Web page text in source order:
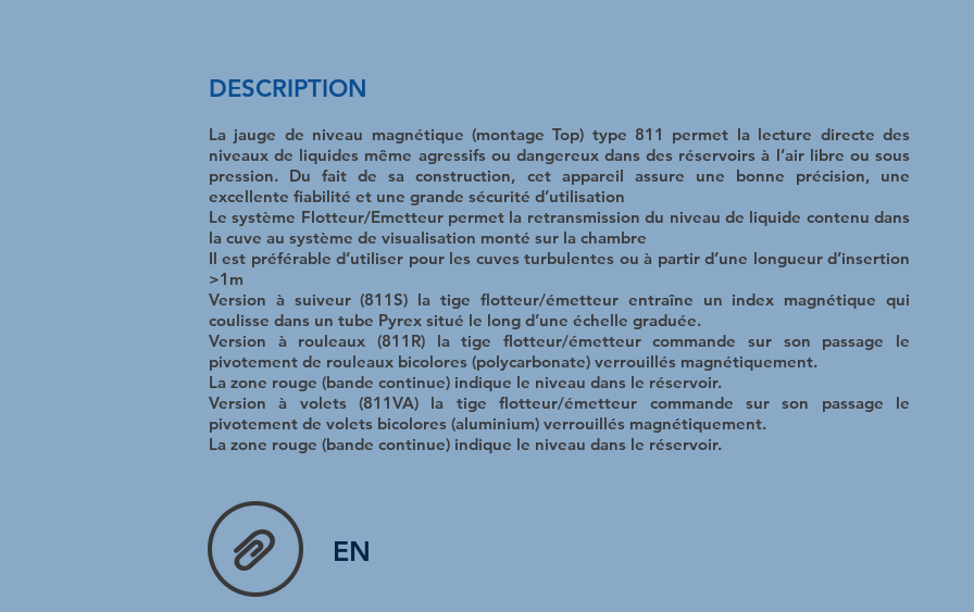
DESCRIPTION
La jauge de niveau magnétique (montage Top) type 811 permet la lecture directe des
niveaux de liquides même agressifs ou dangereux dans des réservoirs à l’air libre ou sous
pression. Du fait de sa construction, cet appareil assure une bonne précision, une
excellente fiabilité et une grande sécurité d’utilisation
Le système Flotteur/Emetteur permet la retransmission du niveau de liquide contenu dans
la cuve au système de visualisation monté sur la chambre
Il est préférable d’utiliser pour les cuves turbulentes ou à partir d’une longueur d’insertion
>1m
Version à suiveur (811S) la tige flotteur/émetteur entraîne un index magnétique qui
coulisse dans un tube Pyrex situé le long d’une échelle graduée.
Version à rouleaux (811R) la tige flotteur/émetteur commande sur son passage le
pivotement de rouleaux bicolores (polycarbonate) verrouillés magnétiquement.
La zone rouge (bande continue) indique le niveau dans le réservoir.
Version à volets (811VA) la tige flotteur/émetteur commande sur son passage le
pivotement de volets bicolores (aluminium) verrouillés magnétiquement.
La zone rouge (bande continue) indique le niveau dans le réservoir.
EN